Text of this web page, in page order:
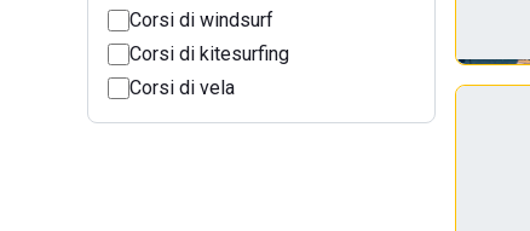
Corsi di windsurf
Corsi di kitesurfing
Corsi di vela